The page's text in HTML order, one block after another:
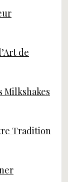
de
Milkshakes
Tradition